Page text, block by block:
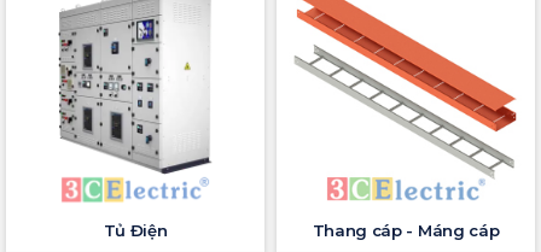
Tủ Điện Thang cáp - Máng cáp